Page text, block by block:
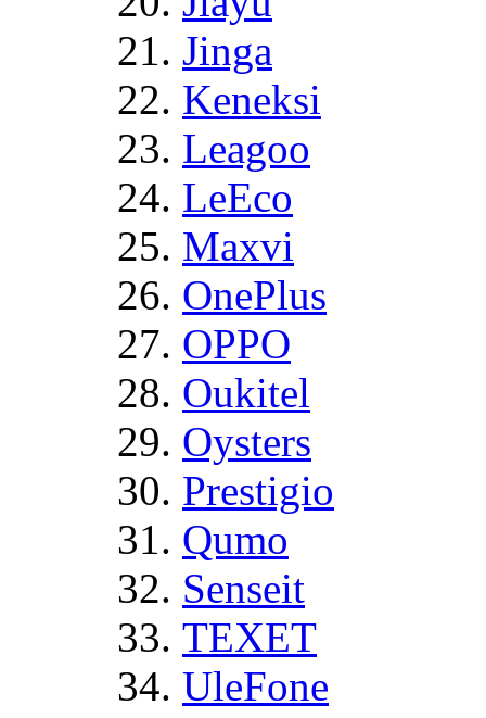
Jinga
Keneksi
Leagoo
LeEco
Maxvi
OnePlus
OPPO
Oukitel
Oysters
Prestigio
Qumo
Senseit
TEXET
UleFone